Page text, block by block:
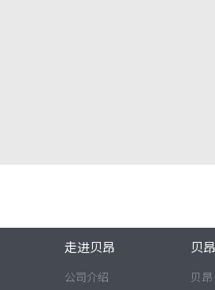
走进贝昂
公司介绍
贝
贝昂